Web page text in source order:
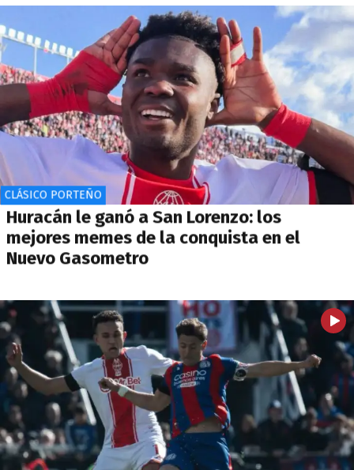
CLÁSICO PORTEÑO
Huracán le ganó a San Lorenzo: los
mejores memes de la conquista en el
Nuevo Gasometro